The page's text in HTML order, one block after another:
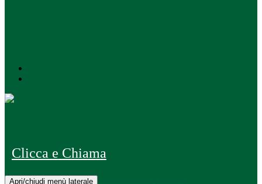
Clicca e Chiama
Apri/chiudi menù laterale